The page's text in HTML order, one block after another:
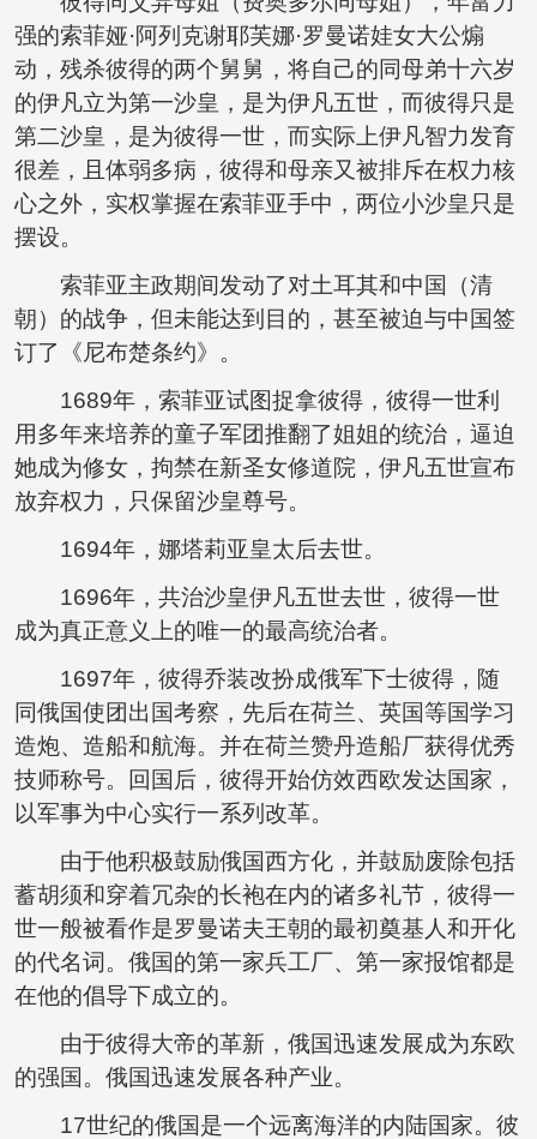
强的索菲娅·阿列克谢耶芙娜·罗曼诺娃女大公煽
动，残杀彼得的两个舅舅，将自己的同母弟十六岁
的伊凡立为第一沙皇，是为伊凡五世，而彼得只是
第二沙皇，是为彼得一世，而实际上伊凡智力发育
很差，且体弱多病，彼得和母亲又被排斥在权力核
心之外，实权掌握在索菲亚手中，两位小沙皇只是
摆设。
索菲亚主政期间发动了对土耳其和中国（清
朝）的战争，但未能达到目的，甚至被迫与中国签
订了《尼布楚条约》。
1689年，索菲亚试图捉拿彼得，彼得一世利
用多年来培养的童子军团推翻了姐姐的统治，逼迫
她成为修女，拘禁在新圣女修道院，伊凡五世宣布
放弃权力，只保留沙皇尊号。
1694年，娜塔莉亚皇太后去世。
1696年，共治沙皇伊凡五世去世，彼得一世
成为真正意义上的唯一的最高统治者。
1697年，彼得乔装改扮成俄军下士彼得，随
同俄国使团出国考察，先后在荷兰、英国等国学习
造炮、造船和航海。并在荷兰赞丹造船厂获得优秀
技师称号。回国后，彼得开始仿效西欧发达国家，
以军事为中心实行一系列改革。
由于他积极鼓励俄国西方化，并鼓励废除包括
蓄胡须和穿着冗杂的长袍在内的诸多礼节，彼得一
世一般被看作是罗曼诺夫王朝的最初奠基人和开化
的代名词。俄国的第一家兵工厂、第一家报馆都是
在他的倡导下成立的。
由于彼得大帝的革新，俄国迅速发展成为东欧
的强国。俄国迅速发展各种产业。
17世纪的俄国是一个远离海洋的内陆国家。彼